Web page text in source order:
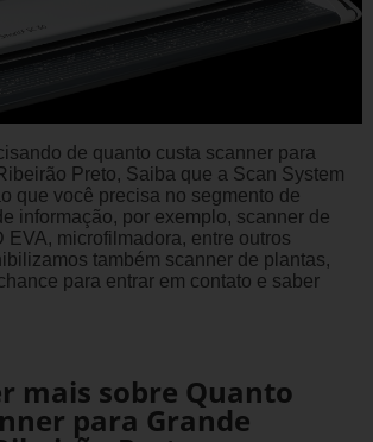
de quanto custa scanner para
Preto, Saiba que a Scan System
que você precisa no segmento de
informação, por exemplo, scanner de
EVA, microfilmadora, entre outros
também scanner de plantas,
para entrar em contato e saber
mais sobre Quanto
para Grande